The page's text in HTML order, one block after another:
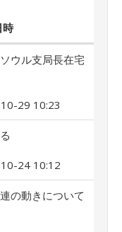
時
ウル支局長在宅
29 10:23
24 10:12
の動きについて